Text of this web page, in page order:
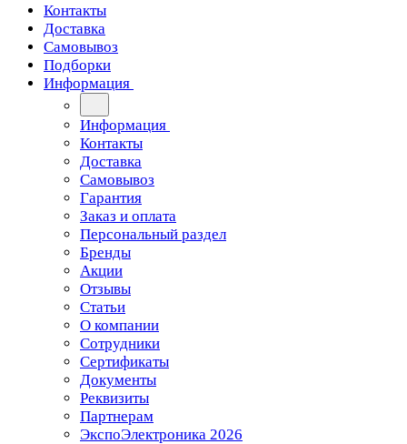
Контакты
Доставка
Самовывоз
Подборки
Информация
Информация
Контакты
Доставка
Самовывоз
Гарантия
Заказ и оплата
Персональный раздел
Бренды
Акции
Отзывы
Статьи
О компании
Сотрудники
Сертификаты
Документы
Реквизиты
Партнерам
ЭкспоЭлектроника 2026